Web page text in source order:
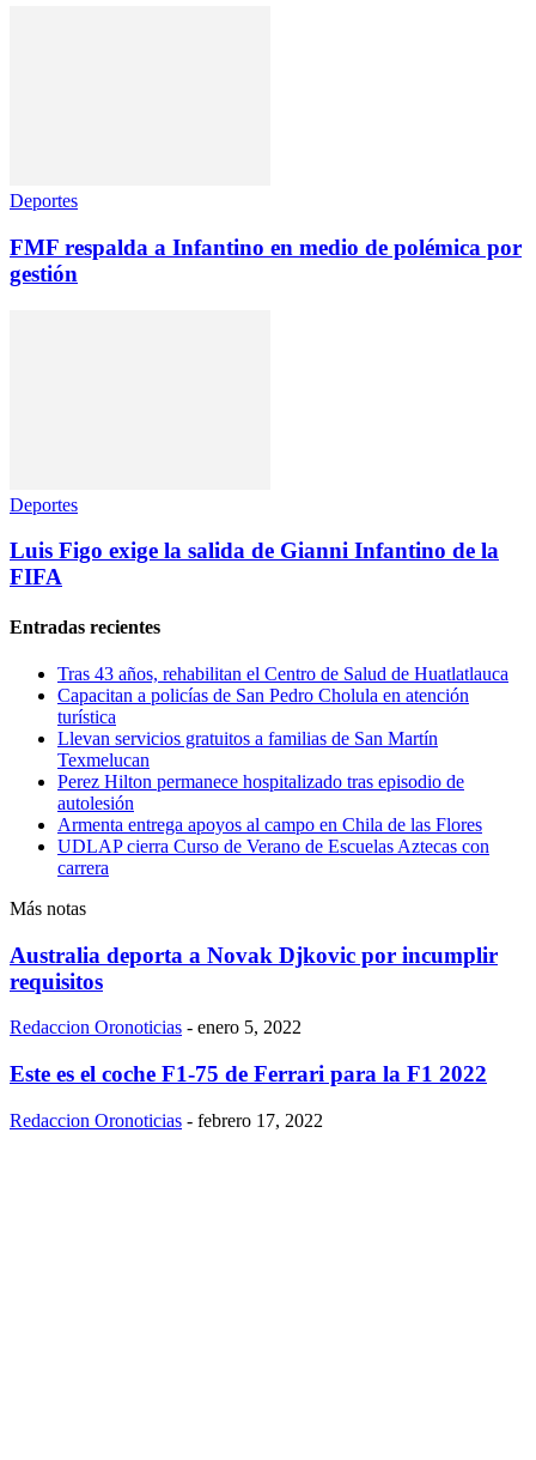
Deportes
FMF respalda a Infantino en medio de polémica por
gestión
Deportes
Luis Figo exige la salida de Gianni Infantino de la
FIFA
Entradas recientes
Tras 43 años, rehabilitan el Centro de Salud de Huatlatlauca
Capacitan a policías de San Pedro Cholula en atención
turística
Llevan servicios gratuitos a familias de San Martín
Texmelucan
Perez Hilton permanece hospitalizado tras episodio de
autolesión
Armenta entrega apoyos al campo en Chila de las Flores
UDLAP cierra Curso de Verano de Escuelas Aztecas con
carrera
Más notas
Australia deporta a Novak Djkovic por incumplir
requisitos
Redaccion Oronoticias - enero 5, 2022
Este es el coche F1-75 de Ferrari para la F1 2022
Redaccion Oronoticias - febrero 17, 2022